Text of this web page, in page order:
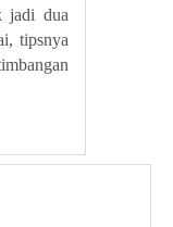
jadi dua
tipsnya